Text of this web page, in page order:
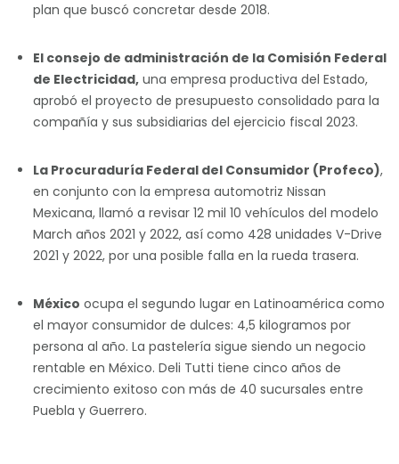
plan que buscó concretar desde 2018.
El consejo de administración de la Comisión Federal
de Electricidad, una empresa productiva del Estado,
aprobó el proyecto de presupuesto consolidado para la
compañía y sus subsidiarias del ejercicio fiscal 2023.
La Procuraduría Federal del Consumidor (Profeco),
en conjunto con la empresa automotriz Nissan
Mexicana, llamó a revisar 12 mil 10 vehículos del modelo
March años 2021 y 2022, así como 428 unidades V-Drive
2021 y 2022, por una posible falla en la rueda trasera.
México ocupa el segundo lugar en Latinoamérica como
el mayor consumidor de dulces: 4,5 kilogramos por
persona al año. La pastelería sigue siendo un negocio
rentable en México. Deli Tutti tiene cinco años de
crecimiento exitoso con más de 40 sucursales entre
Puebla y Guerrero.